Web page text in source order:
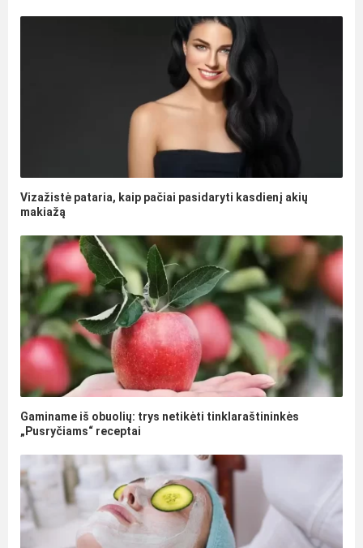
Vizažistė pataria, kaip pačiai pasidaryti kasdienį akių
makiažą
Gaminame iš obuolių: trys netikėti tinklaraštininkės
„Pusryčiams“ receptai